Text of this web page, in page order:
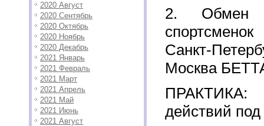
2020 Август
2020 Сентябрь
2020 Октябрь
2020 Ноябрь
2020 Декабрь
2021 Январь
2021 Февраль
2021 Март
2021 Апрель
2021 Май
2021 Июнь
2021 Август
2. Обмен
Санкт-
Москва
ПРАКТИКА:
действий